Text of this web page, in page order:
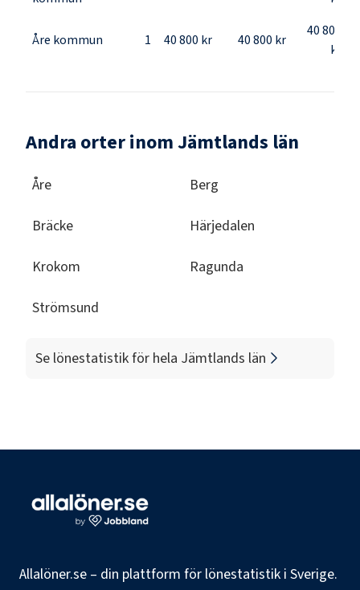
Åre kommun 1 40 800 kr 40 800 kr
40 800
kr
Andra orter inom Jämtlands län
Åre Berg
Bräcke Härjedalen
Krokom Ragunda
Strömsund
Se lönestatistik för hela Jämtlands län
Allalöner.se – din plattform för lönestatistik i Sverige.